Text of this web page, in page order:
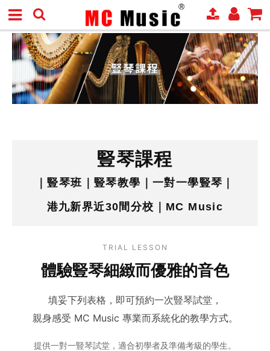
豎琴課程
｜豎琴班｜豎琴教學｜一對一學豎琴｜
港九新界近30間分校｜MC Music
TRIAL LESSON
體驗豎琴細緻而優雅的音色
填妥下列表格，即可預約一次豎琴試堂，
親身感受 MC Music 專業而系統化的教學方式。
提供一對一豎琴試堂，適合初學者及準備考級的學生。